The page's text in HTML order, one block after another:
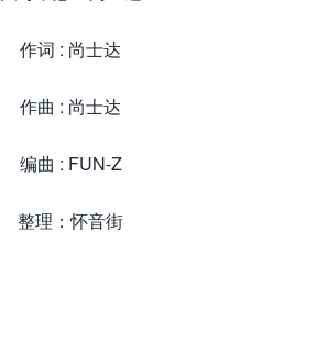
作词 : 尚士达
作曲 : 尚士达
编曲 : FUN-Z
整理：怀音街